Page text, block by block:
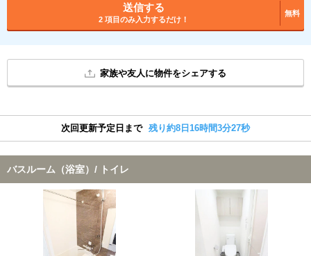
送信する
2 項目のみ入力するだけ！
無料
家族や友人に物件をシェアする
次回更新予定日まで 残り約8日16時間3分27秒
バスルーム（浴室）/ トイレ